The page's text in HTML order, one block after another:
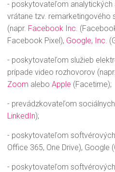
- poskytovateľom analytických
vrátane tzv. remarketingového
(napr. Facebook Inc.
Facebook Pixel), Google, Inc.
- poskytovateľom služieb
prípade video rozhovorov
Zoom alebo Apple (Facetime);
- prevádzkovateľom
LinkedIn);
- poskytovateľom
Office 365, One Drive), Google
- poskytovateľom